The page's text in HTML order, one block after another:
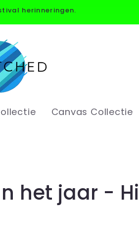
herinneringen.
Canvas Collectie
het jaar -